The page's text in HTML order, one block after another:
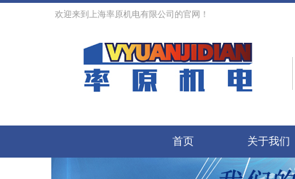
欢迎来到上海率原机电有限公司的官网！
首页 关于我们